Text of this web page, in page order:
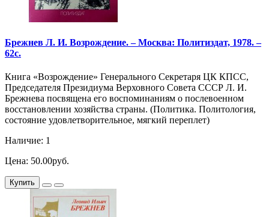
Брежнев Л. И. Возрождение. – Москва: Политиздат, 1978. –
62с.
Книга «Возрождение» Генерального Секретаря ЦК КПСС,
Председателя Президиума Верховного Совета СССР Л. И.
Брежнева посвящена его воспоминаниям о послевоенном
восстановлении хозяйства страны. (Политика. Политология,
состояние удовлетворительное, мягкий переплет)
Наличие: 1
Цена: 50.00руб.
Купить